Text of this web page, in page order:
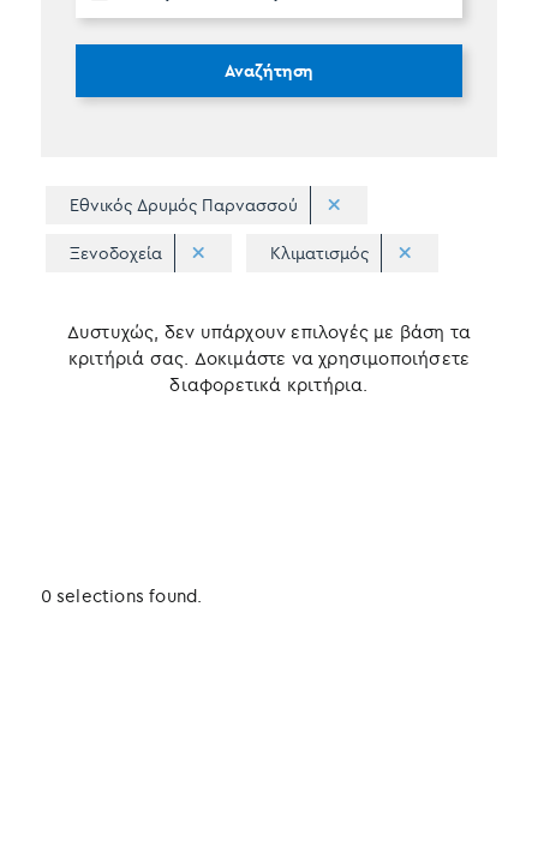
Αναζήτηση
Εθνικός Δρυμός Παρνασσού
Ξενοδοχεία Κλιματισμός
Δυστυχώς, δεν υπάρχουν επιλογές με βάση τα
κριτήριά σας. Δοκιμάστε να χρησιμοποιήσετε
διαφορετικά κριτήρια.
0 selections found.